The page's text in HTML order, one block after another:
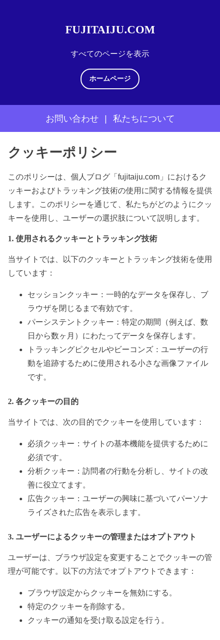
すべてのページを表示
FUJITAIJU.COM
ホームページ
お問い合わせ | 私たちについて
クッキーポリシー
このポリシーは、個人ブログ「fujitaiju.com」におけるク
ッキーおよびトラッキング技術の使用に関する情報を提供
します。このポリシーを通じて、私たちがどのようにクッ
キーを使用し、ユーザーの選択肢について説明します。
1. 使用されるクッキーとトラッキング技術
当サイトでは、以下のクッキーとトラッキング技術を使用
しています：
セッションクッキー：一時的なデータを保存し、ブ
ラウザを閉じるまで有効です。
パーシステントクッキー：特定の期間（例えば、数
日から数ヶ月）にわたってデータを保存します。
トラッキングピクセルやビーコンズ：ユーザーの行
動を追跡するために使用される小さな画像ファイル
です。
2. 各クッキーの目的
当サイトでは、次の目的でクッキーを使用しています：
必須クッキー：サイトの基本機能を提供するために
必須です。
分析クッキー：訪問者の行動を分析し、サイトの改
善に役立てます。
広告クッキー：ユーザーの興味に基づいてパーソナ
ライズされた広告を表示します。
3. ユーザーによるクッキーの管理またはオプトアウト
ユーザーは、ブラウザ設定を変更することでクッキーの管
理が可能です。以下の方法でオプトアウトできます：
ブラウザ設定からクッキーを無効にする。
特定のクッキーを削除する。
クッキーの通知を受け取る設定を行う。